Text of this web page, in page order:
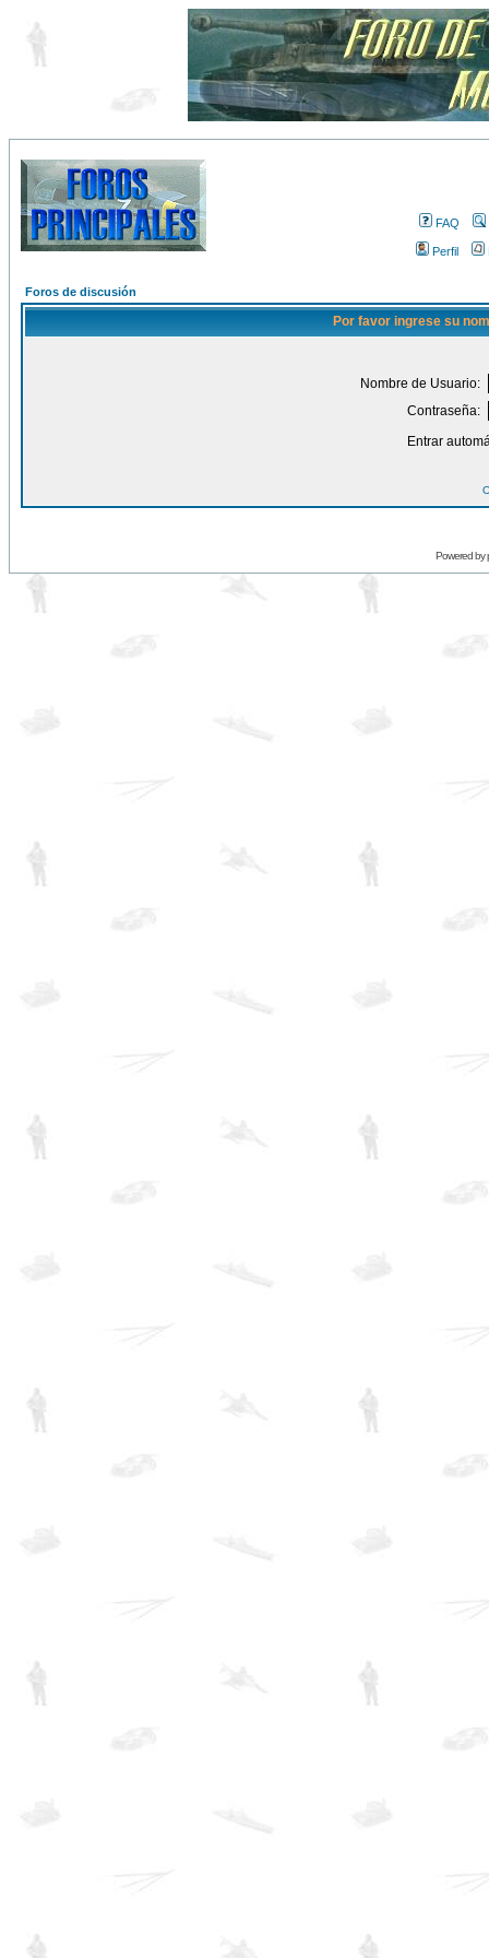
FAQ
Perfil
Foros de discusión
Por favor ingrese su
Nombre de Usuario:
Contraseña:
Entrar
Powered by